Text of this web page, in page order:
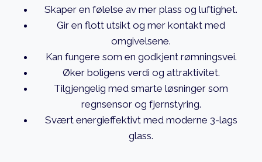
Skaper en følelse av mer plass og luftighet.
Gir en flott utsikt og mer kontakt med
omgivelsene.
Kan fungere som en godkjent rømningsvei.
Øker boligens verdi og attraktivitet.
Tilgjengelig med smarte løsninger som
regnsensor og fjernstyring.
Svært energieffektivt med moderne 3-lags
glass.